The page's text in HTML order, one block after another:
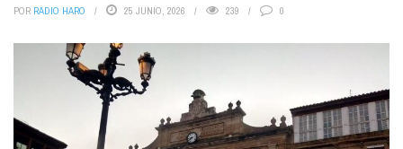
POR RADIO HARO 25 JUNIO, 2026 239 0